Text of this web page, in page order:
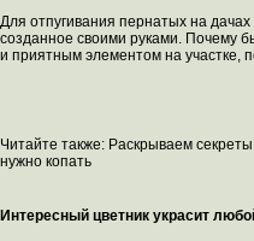
Для отпугивания пернатых на
созданное своими руками. Почему
и приятным элементом на участке,
Читайте также: Раскрываем
нужно копать
Интересный цветник украсит